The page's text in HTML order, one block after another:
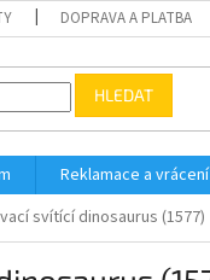
DOPRAVA A PLATBA
HLEDAT
Reklamace a
svítící dinosaurus (1577)